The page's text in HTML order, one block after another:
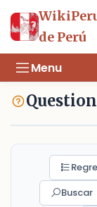
de Perú
Menu
Buscar